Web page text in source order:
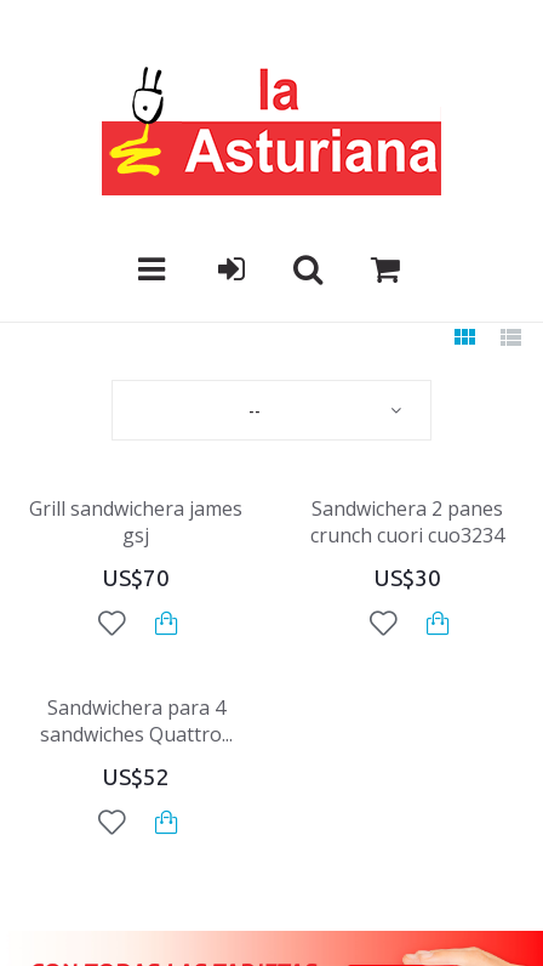
--
Grill sandwichera james
gsj
US$70
Sandwichera 2 panes
crunch cuori cuo3234
US$30
Sandwichera para 4
sandwiches Quattro...
US$52